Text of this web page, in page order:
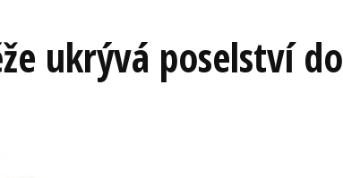
ukrývá poselství do